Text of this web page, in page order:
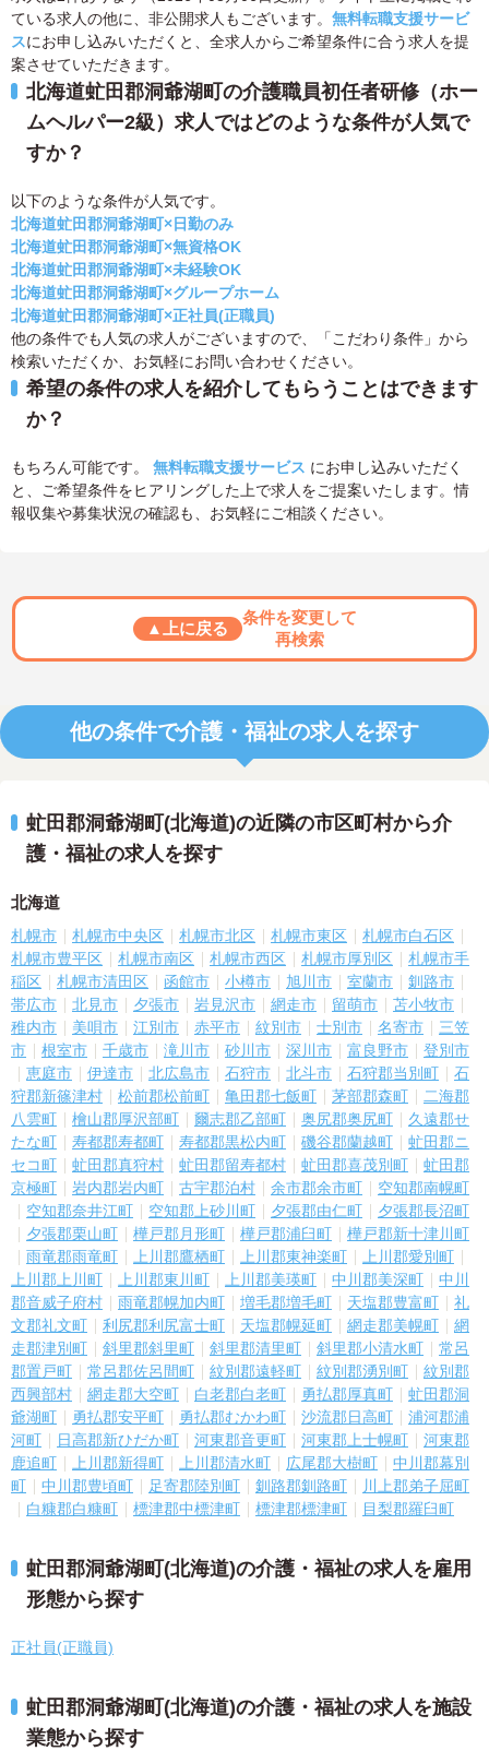
ている求人の他に、非公開求人もございます。 無料転職支援サービ
スにお申し込みいただくと、全求人からご希望条件に合う求人を提
案させていただきます。
北海道虻田郡洞爺湖町の介護職員初任者研修（ホー
ムヘルパー2級）求人ではどのような条件が人気で
すか？
以下のような条件が人気です。
北海道虻田郡洞爺湖町×日勤のみ
北海道虻田郡洞爺湖町×無資格OK
北海道虻田郡洞爺湖町×未経験OK
北海道虻田郡洞爺湖町×グループホーム
北海道虻田郡洞爺湖町×正社員(正職員)
他の条件でも人気の求人がございますので、「こだわり条件」から
検索いただくか、お気軽にお問い合わせください。
希望の条件の求人を紹介してもらうことはできます
か？
もちろん可能です。 無料転職支援サービス にお申し込みいただく
と、ご希望条件をヒアリングした上で求人をご提案いたします。情
報収集や募集状況の確認も、お気軽にご相談ください。
▲上に戻る
条件を変更して
再検索
他の条件で介護・福祉の求人を探す
虻田郡洞爺湖町(北海道)の近隣の市区町村から介
護・福祉の求人を探す
北海道
札幌市 札幌市中央区 札幌市北区 札幌市東区
札幌市白石区
札幌市豊平区
札幌市南区 札幌市西区 札幌市厚別区
札幌市手
稲区
札幌市清田区 函館市 小樽市 旭川市 室蘭市
釧路市
帯広市
北見市 夕張市 岩見沢市 網走市 留萌市
苫小牧市
稚内市
美唄市 江別市 赤平市 紋別市 士別市 名寄市
三笠
市
根室市 千歳市 滝川市 砂川市 深川市 富良野市
登別市
恵庭市
伊達市 北広島市 石狩市 北斗市 石狩郡当別町
石
狩郡新篠津村
松前郡松前町 亀田郡七飯町 茅部郡森町
二海郡
八雲町
檜山郡厚沢部町 爾志郡乙部町 奥尻郡奥尻町
久遠郡せ
たな町
寿都郡寿都町 寿都郡黒松内町 磯谷郡蘭越町
虻田郡ニ
セコ町
虻田郡真狩村 虻田郡留寿都村 虻田郡喜茂別町
虻田郡
京極町
岩内郡岩内町 古宇郡泊村 余市郡余市町
空知郡南幌町
空知郡奈井江町
空知郡上砂川町 夕張郡由仁町
夕張郡長沼町
夕張郡栗山町
樺戸郡月形町 樺戸郡浦臼町
樺戸郡新十津川町
雨竜郡雨竜町
上川郡鷹栖町 上川郡東神楽町
上川郡愛別町
上川郡上川町
上川郡東川町 上川郡美瑛町 中川郡美深町
中川
郡音威子府村
雨竜郡幌加内町 増毛郡増毛町 天塩郡豊富町
礼
文郡礼文町
利尻郡利尻富士町 天塩郡幌延町 網走郡美幌町
網
走郡津別町
斜里郡斜里町 斜里郡清里町 斜里郡小清水町
常呂
郡置戸町
常呂郡佐呂間町 紋別郡遠軽町 紋別郡湧別町
紋別郡
西興部村
網走郡大空町 白老郡白老町 勇払郡厚真町
虻田郡洞
爺湖町
勇払郡安平町 勇払郡むかわ町 沙流郡日高町
浦河郡浦
河町
日高郡新ひだか町 河東郡音更町 河東郡上士幌町
河東郡
鹿追町
上川郡新得町 上川郡清水町 広尾郡大樹町
中川郡幕別
町
中川郡豊頃町 足寄郡陸別町 釧路郡釧路町
川上郡弟子屈町
白糠郡白糠町
標津郡中標津町 標津郡標津町 目梨郡羅臼町
虻田郡洞爺湖町(北海道)の介護・福祉の求人を雇用
形態から探す
正社員(正職員)
虻田郡洞爺湖町(北海道)の介護・福祉の求人を施設
業態から探す